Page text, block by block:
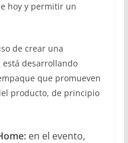
hoy y permitir un
de crear una
está desarrollando
que promueven
producto, de principio
en el evento,